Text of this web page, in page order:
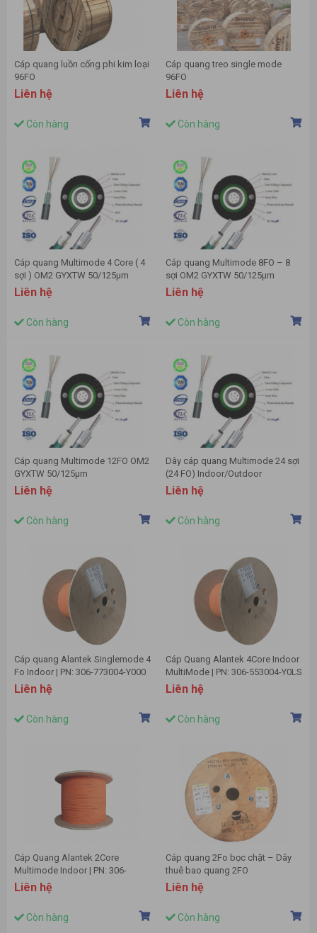
Cáp quang luồn cống phi kim loại
96FO
Liên hệ
Còn hàng
Cáp quang treo single mode
96FO
Liên hệ
Còn hàng
Cáp quang Multimode 4 Core ( 4
sợi ) OM2 GYXTW 50/125µm
Liên hệ
Còn hàng
Cáp quang Multimode 8FO – 8
sợi OM2 GYXTW 50/125µm
Liên hệ
Còn hàng
Cáp quang Multimode 12FO OM2
GYXTW 50/125µm
Liên hệ
Còn hàng
Dây cáp quang Multimode 24 sợi
(24 FO) Indoor/Outdoor
Liên hệ
Còn hàng
Cáp quang Alantek Singlemode 4
Fo Indoor | PN: 306-773004-Y000
Liên hệ
Còn hàng
Cáp Quang Alantek 4Core Indoor
MultiMode | PN: 306-553004-Y0LS
Liên hệ
Còn hàng
Cáp Quang Alantek 2Core
Multimode Indoor | PN: 306-
553002-Y0LS
Liên hệ
Còn hàng
Cáp quang 2Fo bọc chặt – Dây
thuê bao quang 2FO
Liên hệ
Còn hàng